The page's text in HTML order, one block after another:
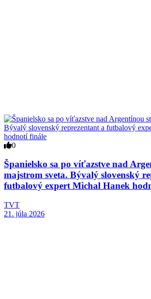
0
Španielsko sa po víťazstve nad
majstrom sveta. Bývalý slovenský
futbalový expert Michal Hanek
TVT
21. júla 2026